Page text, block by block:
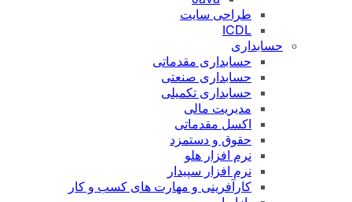
طراحی سایت
ICDL
حسابداری
حسابداری مقدماتی
حسابداری صنعتی
حسابداری تکمیلی
مدیریت مالی
اکسل مقدماتی
حقوق و دستمزد
نرم افزار هلو
نرم افزار سپیدار
کارآفرینی و مهارت های کسب و کار